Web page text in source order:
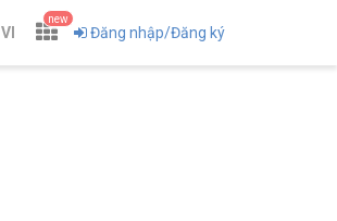
VI
new
Đăng nhập/Đăng ký